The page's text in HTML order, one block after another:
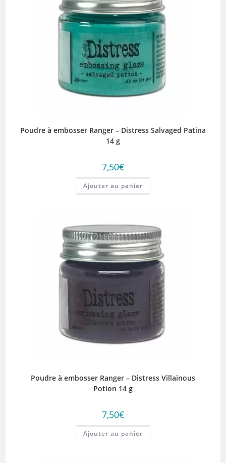
Poudre à embosser Ranger – Distress Salvaged Patina
14 g
7,50€
Ajouter au panier
Poudre à embosser Ranger – Distress Villainous
Potion 14 g
7,50€
Ajouter au panier